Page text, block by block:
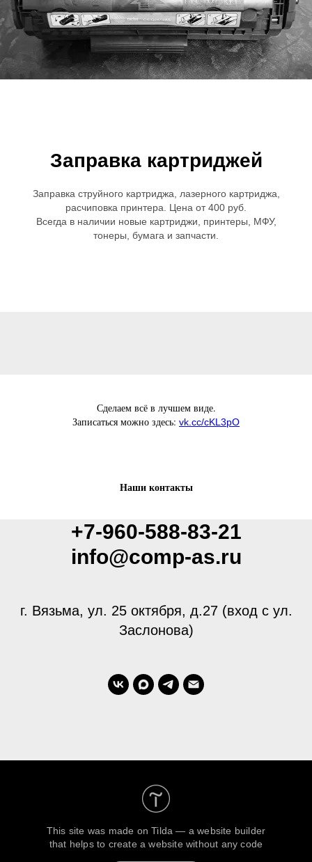
Заправка картриджей
Заправка струйного картриджа, лазерного картриджа,
расчиповка принтера. Цена от 400 руб.
Всегда в наличии новые картриджи, принтеры, МФУ,
тонеры, бумага и запчасти.
Сделаем всё в лучшем виде.
Записаться можно здесь: vk.cc/cKL3pO
Наши контакты
+7-960-588-83-21
info@comp-as.ru
г. Вязьма, ул. 25 октября, д.27 (вход с ул.
Заслонова)
This site was made onTilda — a website builder
that helps to create a website without any code